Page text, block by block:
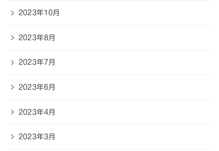
2023年10月
2023年8月
2023年7月
2023年6月
2023年4月
2023年3月